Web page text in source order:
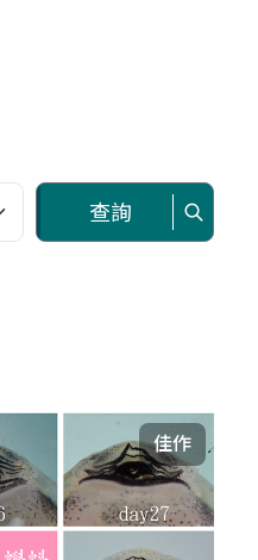
查詢
佳作